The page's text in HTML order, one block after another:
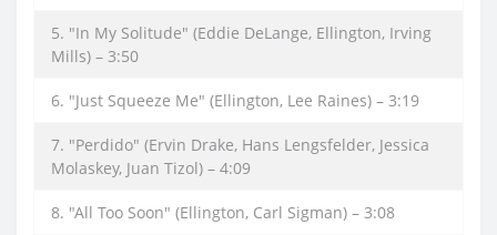
5. "In My Solitude" (Eddie DeLange, Ellington, Irving
Mills) – 3:50
6. "Just Squeeze Me" (Ellington, Lee Raines) – 3:19
7. "Perdido" (Ervin Drake, Hans Lengsfelder, Jessica
Molaskey, Juan Tizol) – 4:09
8. "All Too Soon" (Ellington, Carl Sigman) – 3:08